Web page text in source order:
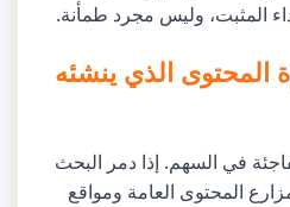
المثبت، وليس مجرد طمأنة.
المحتوى الذي ينشئه
في السهم. إذا دمر البحث
المحتوى العامة ومواقع